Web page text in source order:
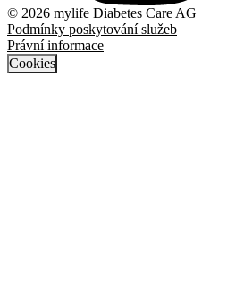
© 2026 mylife Diabetes Care AG
Podmínky poskytování služeb
Právní informace
Cookies